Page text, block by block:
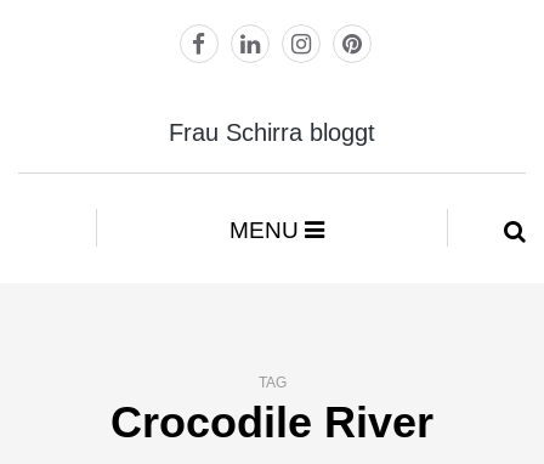
Frau Schirra bloggt
MENU
TAG
Crocodile River